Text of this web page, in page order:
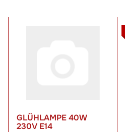
GLÜHLAMPE 40W
230V E14